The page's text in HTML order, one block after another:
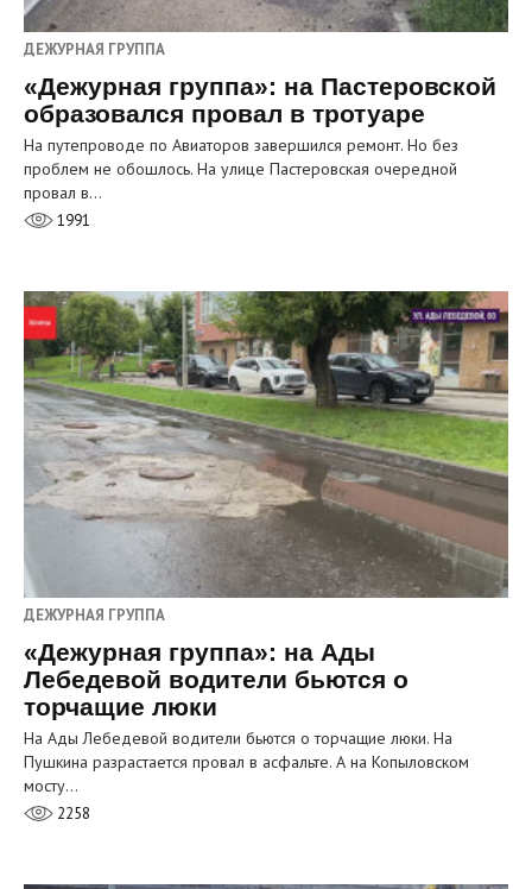
ДЕЖУРНАЯ ГРУППА
«Дежурная группа»: на Пастеровской
образовался провал в тротуаре
На путепроводе по Авиаторов завершился ремонт. Но без
проблем не обошлось. На улице Пастеровская очередной
провал в…
1991
ДЕЖУРНАЯ ГРУППА
«Дежурная группа»: на Ады
Лебедевой водители бьются о
торчащие люки
На Ады Лебедевой водители бьются о торчащие люки. На
Пушкина разрастается провал в асфальте. А на Копыловском
мосту…
2258